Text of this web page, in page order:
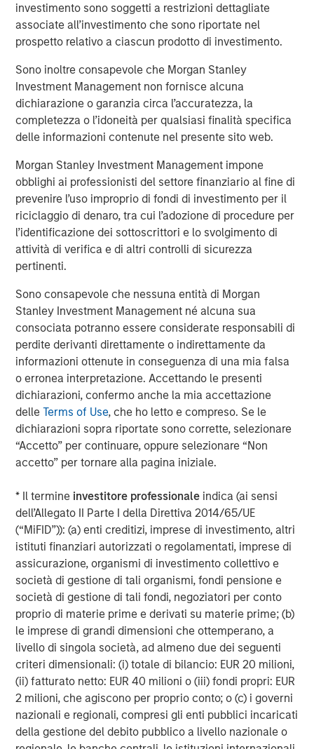
investimento sono soggetti a restrizioni dettagliate
associate all’investimento che sono riportate nel
prospetto relativo a ciascun prodotto di investimento.
Sono inoltre consapevole che Morgan Stanley
Investment Management non fornisce alcuna
dichiarazione o garanzia circa l’accuratezza, la
completezza o l’idoneità per qualsiasi finalità specifica
delle informazioni contenute nel presente sito web.
Morgan Stanley Investment Management impone
obblighi ai professionisti del settore finanziario al fine di
prevenire l’uso improprio di fondi di investimento per il
riciclaggio di denaro, tra cui l’adozione di procedure per
l’identificazione dei sottoscrittori e lo svolgimento di
attività di verifica e di altri controlli di sicurezza
pertinenti.
Sono consapevole che nessuna entità di Morgan
Stanley Investment Management né alcuna sua
consociata potranno essere considerate responsabili di
perdite derivanti direttamente o indirettamente da
informazioni ottenute in conseguenza di una mia falsa
o erronea interpretazione. Accettando le presenti
dichiarazioni, confermo anche la mia accettazione
delleTerms of Use, che ho letto e compreso. Se le
dichiarazioni sopra riportate sono corrette, selezionare
“Accetto” per continuare, oppure selezionare “Non
accetto” per tornare alla pagina iniziale.
* Il termine investitore professionale indica (ai sensi
dell’Allegato II Parte I della Direttiva 2014/65/UE
(“MiFID”)): (a) enti creditizi, imprese di investimento, altri
istituti finanziari autorizzati o regolamentati, imprese di
assicurazione, organismi di investimento collettivo e
società di gestione di tali organismi, fondi pensione e
società di gestione di tali fondi, negoziatori per conto
proprio di materie prime e derivati su materie prime; (b)
le imprese di grandi dimensioni che ottemperano, a
livello di singola società, ad almeno due dei seguenti
criteri dimensionali: (i) totale di bilancio: EUR 20 milioni,
(ii) fatturato netto: EUR 40 milioni o (iii) fondi propri: EUR
2 milioni, che agiscono per proprio conto; o (c) i governi
nazionali e regionali, compresi gli enti pubblici incaricati
della gestione del debito pubblico a livello nazionale o
The Author
Mark van der Zwan
Managing Director
Approfondimenti in primo
piano
ARTICOLO
Real Estate Midyear Outlook:
The current macroenvironment remains resilient
despite elevated volatility and divergence across
markets. As inflation and energy prices keep
central banks hawkish, real estate continues to
offer attractive relative value, supported by a
25% repricing, durable income streams, and
constrained supply. In this environment,
diversified portfolios and selective asset-level
investing remain critical.
7-AGO-2026